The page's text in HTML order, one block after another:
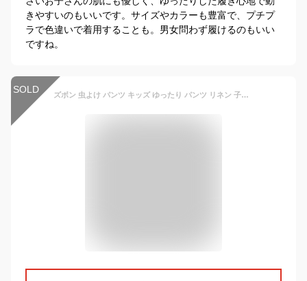
きやすいのもいいです。サイズやカラーも豊富で、プチプ
ラで色違いで着用することも。男女問わず履けるのもいい
ですね。
SOLD ズボン 虫よけ パンツ キッズ ゆったり パンツ リネン 子供服 男の子 長ズボン ジュニア ボトムス 薄手 虫よけ 夏 涼しい ベビー かわいい 100 110 120 130 140 150